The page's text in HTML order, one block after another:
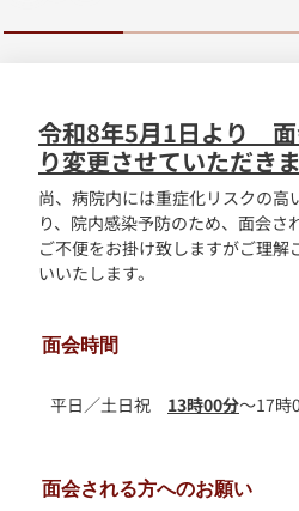
令和8年5月1日より 面
り変更させていただきま
尚、病院内には重症化リスクの高
り、院内感染予防のため、面会さ
ご不便をお掛け致しますがご理
いいたします。
面会時間
平日／土日祝 13時00分〜17時
面会される方へのお願い